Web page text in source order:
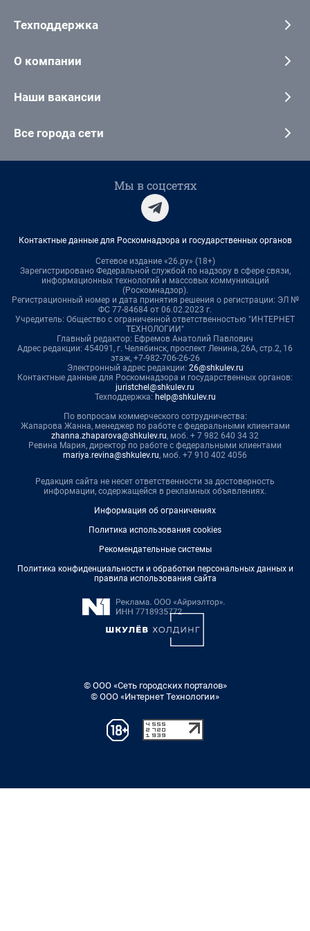
Техподдержка
О компании
Наши вакансии
Все города сети
Мы в соцсетях
Контактные данные для Роскомнадзора и государственных органов
Сетевое издание «26.ру» (18+)
Зарегистрировано Федеральной службой по надзору в сфере связи,
информационных технологий и массовых коммуникаций
(Роскомнадзор).
Регистрационный номер и дата принятия решения о регистрации: ЭЛ №
ФС 77-84684 от 06.02.2023 г.
Учредитель: Общество с ограниченной ответственностью "ИНТЕРНЕТ
ТЕХНОЛОГИИ"
Главный редактор: Ефремов Анатолий Павлович
Адрес редакции: 454091, г. Челябинск, проспект Ленина, 26А, стр.2, 16
этаж, +7-982-706-26-26
Электронный адрес редакции: 26@shkulev.ru
Контактные данные для Роскомнадзора и государственных органов:
juristchel@shkulev.ru
Техподдержка: help@shkulev.ru
По вопросам коммерческого сотрудничества:
Жапарова Жанна, менеджер по работе с федеральными клиентами
zhanna.zhaparova@shkulev.ru, моб. + 7 982 640 34 32
Ревина Мария, директор по работе с федеральными клиентами
mariya.revina@shkulev.ru, моб. +7 910 402 4056
Редакция сайта не несет ответственности за достоверность
информации, содержащейся в рекламных объявлениях.
Информация об ограничениях
Политика использования cookies
Рекомендательные системы
Политика конфиденциальности и обработки персональных данных и
правила использования сайта
© ООО «Сеть городских порталов»
© ООО «Интернет Технологии»